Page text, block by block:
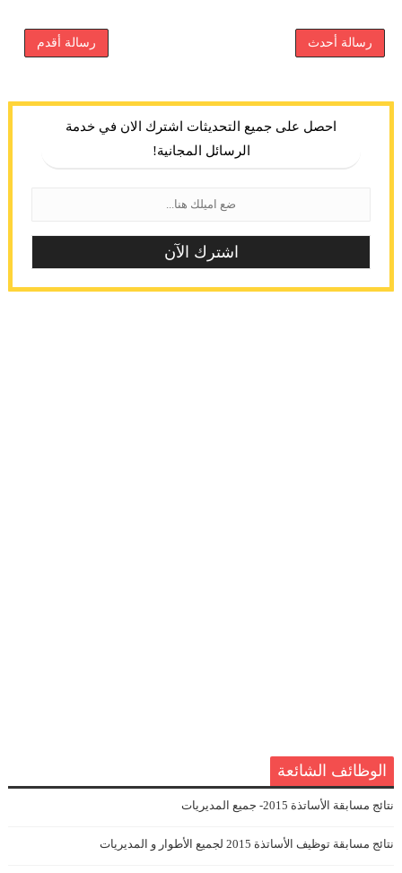
رسالة أحدث رسالة أقدم
احصل على جميع التحديثات اشترك الان في خدمة
الرسائل المجانية!
الوظائف الشائعة
نتائج مسابقة الأساتذة 2015- جميع المديريات
نتائج مسابقة توظيف الأساتذة 2015 لجميع الأطوار و المديريات